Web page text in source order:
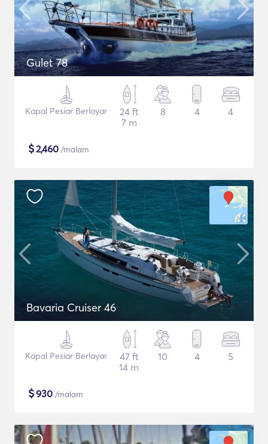
Gulet 78
Kapal Pesiar Berlayar
24 ft
7 m
8 4 4
$2,460 /malam
Bavaria Cruiser 46
Kapal Pesiar Berlayar
47 ft
14 m
10 4 5
$930 /malam